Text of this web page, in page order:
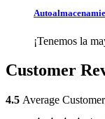
¡Tenemos la
Customer
4.5 Average